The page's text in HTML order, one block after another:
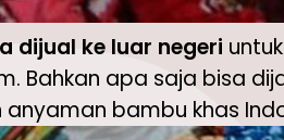
dijual ke luar negeri
Bahkan apa saja bisa
bambu khas